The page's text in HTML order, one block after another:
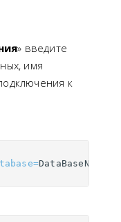
» введите
имя
к
=DataBaseName